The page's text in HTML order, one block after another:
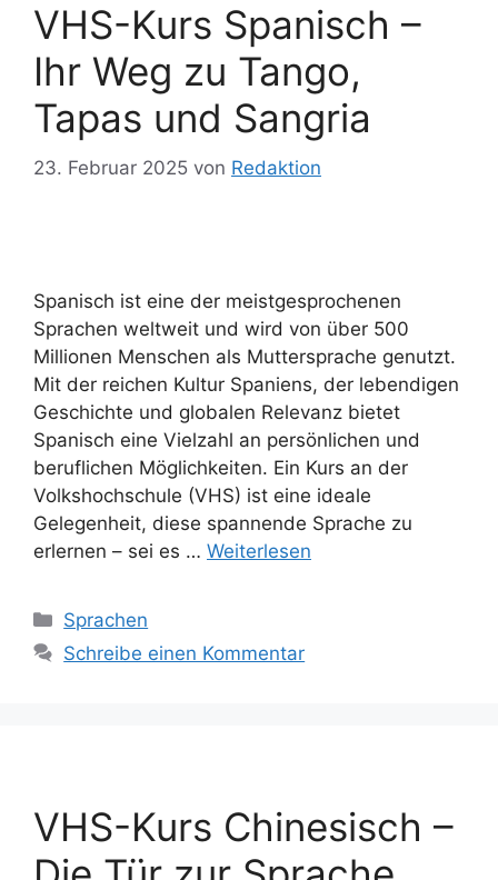
VHS-Kurs Spanisch –
Ihr Weg zu Tango,
Tapas und Sangria
23. Februar 2025 von Redaktion
Spanisch ist eine der meistgesprochenen
Sprachen weltweit und wird von über 500
Millionen Menschen als Muttersprache genutzt.
Mit der reichen Kultur Spaniens, der lebendigen
Geschichte und globalen Relevanz bietet
Spanisch eine Vielzahl an persönlichen und
beruflichen Möglichkeiten. Ein Kurs an der
Volkshochschule (VHS) ist eine ideale
Gelegenheit, diese spannende Sprache zu
erlernen – sei es … Weiterlesen
Kategorien
Sprachen
Schreibe einen Kommentar
VHS-Kurs Chinesisch –